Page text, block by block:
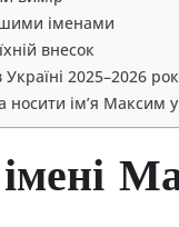
іменами
внесок
2025–2026
ім’я Максим у